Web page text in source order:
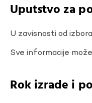
Uputstvo za
U zavisnosti od
Sve informacije
Rok izrade i